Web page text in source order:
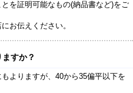
を証明可能なもの(納品書など)をご
お伝えください。
すか？
よりますが、40から35偏平以下を